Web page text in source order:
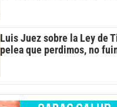
Luis Juez sobre la Ley de
pelea que perdimos, no